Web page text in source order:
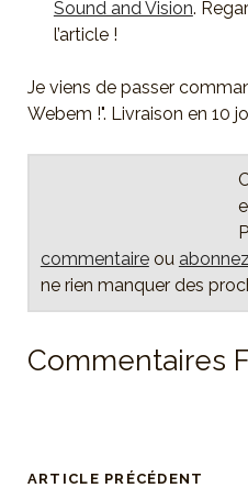
Sound and Vision.
l’article !
Je viens de passer
Webem !. Livraison en 10
commentaireou
ne rien manquer des
Commentaires
ARTICLE PRÉCÉDENT